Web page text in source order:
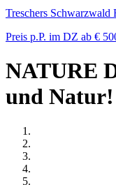
Treschers Schwarzwald
Preis p.P. im DZ ab €
NATURE
und Natur!